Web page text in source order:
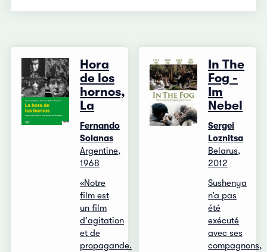
Hora
de los
hornos,
La
Fernando
Solanas
Argentine,
1968
«Notre
film est
un film
d'agitation
et de
propagande.
In The
Fog -
Im
Nebel
Sergei
Loznitsa
Belarus,
2012
Sushenya
n’a pas
été
exécuté
avec ses
compagnons,